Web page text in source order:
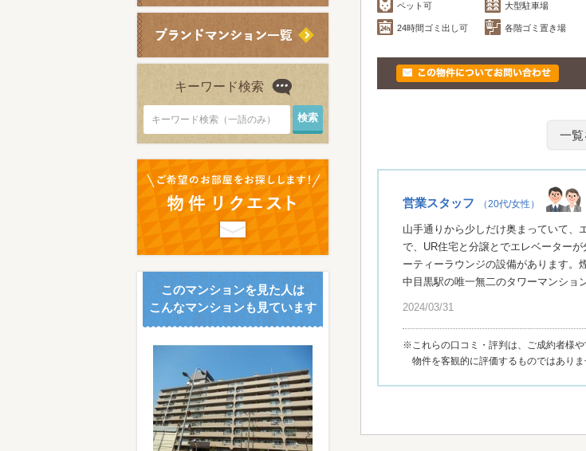
キーワード検索
キーワード検索（一語のみ）
このマンションを見た人は
こんなマンションも見ています
ペット可 大型駐車場
24時間ゴミ出し可 各階ゴミ置き場
一覧
営業スタッフ （20代/女性）
山手通りから少しだけ奥まっていて、
で、UR住宅と分譲とでエレベーター
ーティーラウンジの設備があります。
中目黒駅の唯一無二のタワーマンショ
2024/03/31
※これらの口コミ・評判は、ご成約者様や
物件を客観的に評価するものではあり